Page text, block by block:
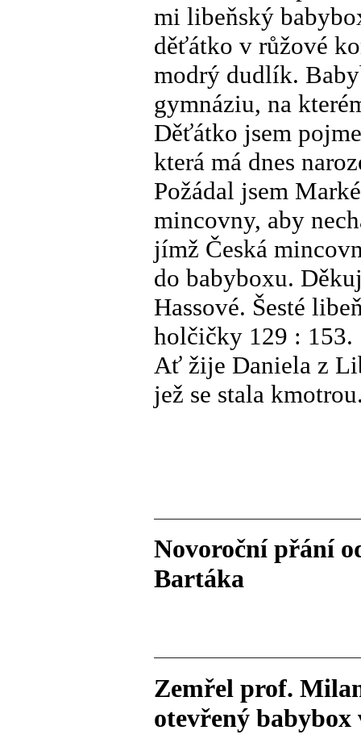
mi libeňský
děťátko v růžové
modrý dudlík.
gymnáziu, na
Děťátko jsem
která má dnes
Požádal jsem
mincovny, aby
jímž Česká
do babyboxu.
Hassové. Šesté
holčičky 129 : 153.
Ať žije Daniela z
jež se stala
Novoroční přání
Bartáka
Zemřel prof.
otevřený